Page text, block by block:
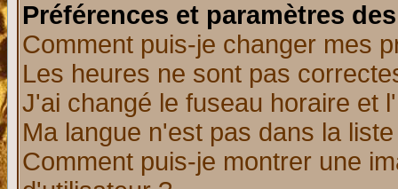
Préférences et paramètres
Comment puis-je changer mes
Les heures ne sont pas
J'ai changé le fuseau horaire et
Ma langue n'est pas dans la
Comment puis-je montrer une